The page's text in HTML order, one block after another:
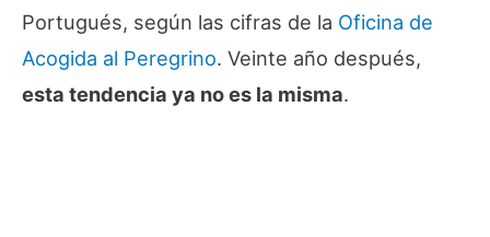
Portugués, según las cifras de la Oficina de
Acogida al Peregrino. Veinte año después,
esta tendencia ya no es la misma.